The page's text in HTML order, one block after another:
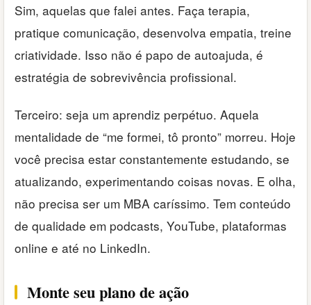
Sim, aquelas que falei antes. Faça terapia,
pratique comunicação, desenvolva empatia, treine
criatividade. Isso não é papo de autoajuda, é
estratégia de sobrevivência profissional.
Terceiro: seja um aprendiz perpétuo. Aquela
mentalidade de “me formei, tô pronto” morreu. Hoje
você precisa estar constantemente estudando, se
atualizando, experimentando coisas novas. E olha,
não precisa ser um MBA caríssimo. Tem conteúdo
de qualidade em podcasts, YouTube, plataformas
online e até no LinkedIn.
Monte seu plano de ação